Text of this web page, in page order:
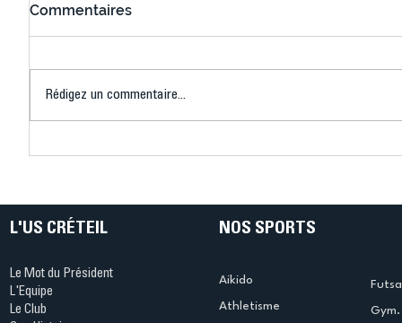
Ping ? Quand le tennis de
termine
Commentaires
Rédigez un commentaire...
L'US CRÉTEIL
Le Mot du Président
L'Equipe
Le Club
NOS SPORTS
Aikido
Athletisme